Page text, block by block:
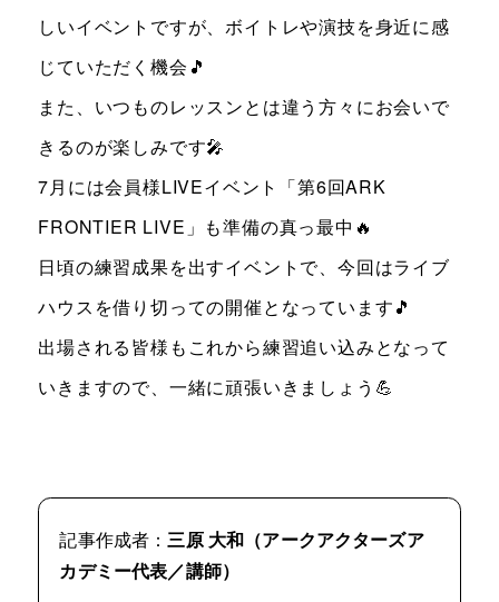
しいイベントですが、ボイトレや演技を身近に感
じていただく機会🎵
また、いつものレッスンとは違う方々にお会いで
きるのが楽しみです🎤
7月には会員様LIVEイベント「第6回ARK
FRONTIER LIVE」も準備の真っ最中🔥
日頃の練習成果を出すイベントで、今回はライブ
ハウスを借り切っての開催となっています🎵
出場される皆様もこれから練習追い込みとなって
いきますので、一緒に頑張いきましょう💪
記事作成者：三原 大和（アークアクターズア
カデミー代表／講師）